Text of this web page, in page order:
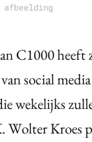
afbeelding
C1000
social
wekelijks
Wolter Kroes